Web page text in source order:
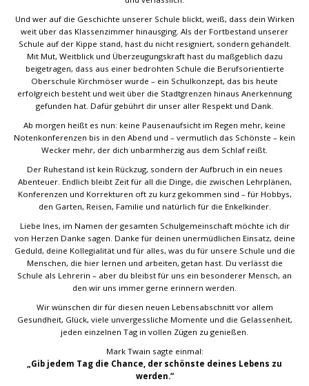
Und wer auf die Geschichte unserer Schule blickt, weiß, dass dein Wirken
weit über das Klassenzimmer hinausging. Als der Fortbestand unserer
Schule auf der Kippe stand, hast du nicht resigniert, sondern gehandelt.
Mit Mut, Weitblick und Überzeugungskraft hast du maßgeblich dazu
beigetragen, dass aus einer bedrohten Schule die Berufsorientierte
Oberschule Kirchmöser wurde – ein Schulkonzept, das bis heute
erfolgreich besteht und weit über die Stadtgrenzen hinaus Anerkennung
gefunden hat. Dafür gebührt dir unser aller Respekt und Dank.
Ab morgen heißt es nun: keine Pausenaufsicht im Regen mehr, keine
Notenkonferenzen bis in den Abend und – vermutlich das Schönste – kein
Wecker mehr, der dich unbarmherzig aus dem Schlaf reißt.
Der Ruhestand ist kein Rückzug, sondern der Aufbruch in ein neues
Abenteuer. Endlich bleibt Zeit für all die Dinge, die zwischen Lehrplänen,
Konferenzen und Korrekturen oft zu kurz gekommen sind – für Hobbys,
den Garten, Reisen, Familie und natürlich für die Enkelkinder.
Liebe Ines, im Namen der gesamten Schulgemeinschaft möchte ich dir
von Herzen Danke sagen. Danke für deinen unermüdlichen Einsatz, deine
Geduld, deine Kollegialität und für alles, was du für unsere Schule und die
Menschen, die hier lernen und arbeiten, getan hast. Du verlässt die
Schule als Lehrerin – aber du bleibst für uns ein besonderer Mensch, an
den wir uns immer gerne erinnern werden.
Wir wünschen dir für diesen neuen Lebensabschnitt vor allem
Gesundheit, Glück, viele unvergessliche Momente und die Gelassenheit,
jeden einzelnen Tag in vollen Zügen zu genießen.
Mark Twain sagte einmal:
„Gib jedem Tag die Chance, der schönste deines Lebens zu
werden.“